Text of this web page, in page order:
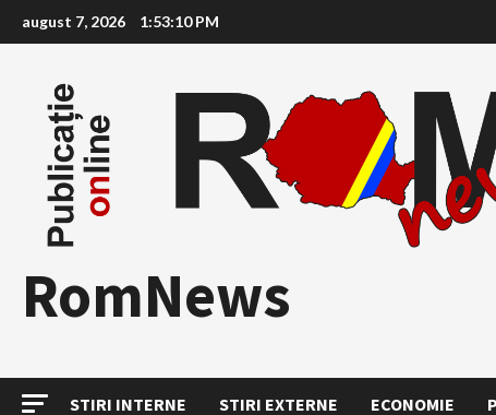
to
august 7, 2026 1:53:11 PM
RomNews
STIRI INTERNE STIRI EXTERNE ECONOMIE